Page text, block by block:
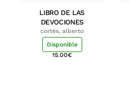
LIBRO DE LAS
DEVOCIONES
cortés, alberto
Disponible
15.00€